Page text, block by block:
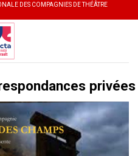
DES COMPAGNIES DE THÉÂTRE
privées